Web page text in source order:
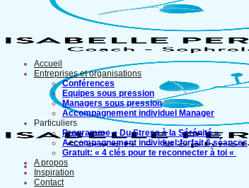
Accueil
Entreprises et organisations
Conférences
Equipes sous pression
Managers sous pression
Accompagnement individuel Manager
Particuliers
Programme « Du Stress à la Sérénité »
Accompagnement individuel:forfait 6 séances
Gratuit: « 4 clés pour te reconnecter à toi «
A propos
Inspiration
Contact